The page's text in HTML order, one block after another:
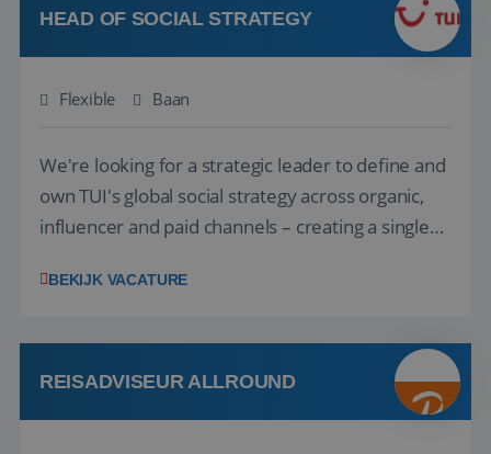
HEAD OF SOCIAL STRATEGY
Flexible Baan
We're looking for a strategic leader to define and
own TUI's global social strategy across organic,
influencer and paid channels – creating a single
locally. The role will be published until 18 August
Attractive remuneration, discre...
BEKIJK VACATURE
REISADVISEUR ALLROUND